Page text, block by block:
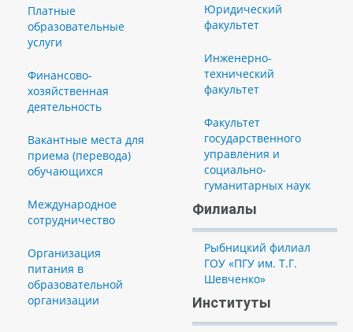
Платные
образовательные
услуги
Финансово-
хозяйственная
деятельность
Вакантные места для
приема (перевода)
обучающихся
Международное
сотрудничество
Организация
питания в
образовательной
организации
Юридический
факультет
Инженерно-
технический
факультет
Факультет
государственного
управления и
социально-
гуманитарных наук
Филиалы
Рыбницкий филиал
ГОУ «ПГУ им. Т.Г.
Шевченко»
Институты